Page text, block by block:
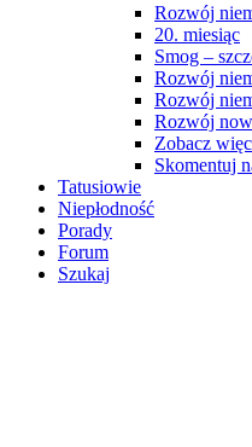
Rozwój
20. miesiąc
Smog –
Rozwój
Rozwój
Rozwój
Zobacz
Skomentuj
Tatusiowie
Niepłodność
Porady
Forum
Szukaj